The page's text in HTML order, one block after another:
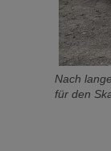
Nach
für den